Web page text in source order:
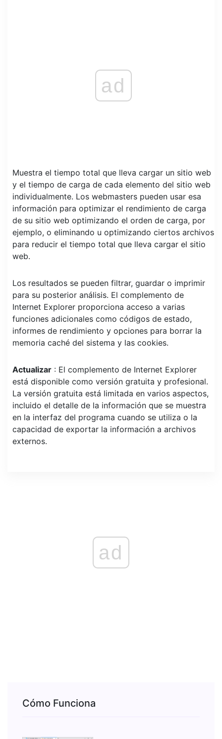
ad
Muestra el tiempo total que lleva cargar un sitio web
y el tiempo de carga de cada elemento del sitio web
individualmente. Los webmasters pueden usar esa
información para optimizar el rendimiento de carga
de su sitio web optimizando el orden de carga, por
ejemplo, o eliminando u optimizando ciertos archivos
para reducir el tiempo total que lleva cargar el sitio
web.
Los resultados se pueden filtrar, guardar o imprimir
para su posterior análisis. El complemento de
Internet Explorer proporciona acceso a varias
funciones adicionales como códigos de estado,
informes de rendimiento y opciones para borrar la
memoria caché del sistema y las cookies.
Actualizar : El complemento de Internet Explorer
está disponible como versión gratuita y profesional.
La versión gratuita está limitada en varios aspectos,
incluido el detalle de la información que se muestra
en la interfaz del programa cuando se utiliza o la
capacidad de exportar la información a archivos
externos.
ad
Cómo Funciona